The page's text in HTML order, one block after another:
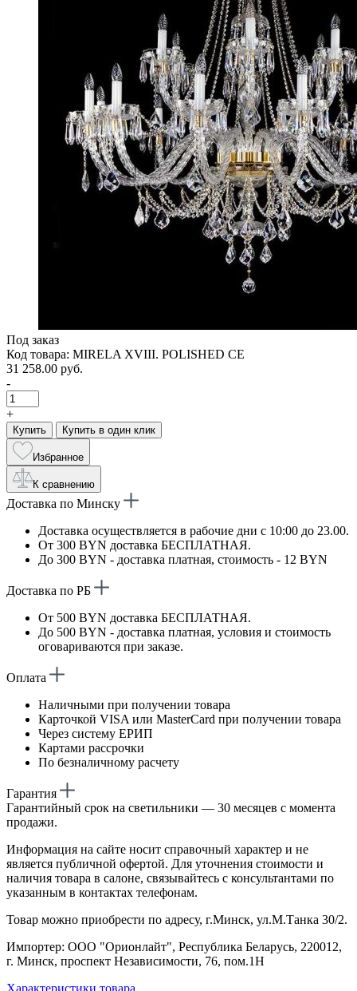
Под заказ
Код товара: MIRELA XVIII. POLISHED CE
31 258.00 руб.
-
+
Купить Купить в один клик
Избранное
К сравнению
Доставка по Минску
Доставка осуществляется в рабочие дни с 10:00 до 23.00.
От 300 BYN доставка БЕСПЛАТНАЯ.
До 300 BYN - доставка платная, стоимость - 12 BYN
Доставка по РБ
От 500 BYN доставка БЕСПЛАТНАЯ.
До 500 BYN - доставка платная, условия и стоимость
оговариваются при заказе.
Оплата
Наличными при получении товара
Карточкой VISA или MasterCard при получении товара
Через систему ЕРИП
Картами рассрочки
По безналичному расчету
Гарантия
Гарантийный срок на светильники — 30 месяцев с момента
продажи.
Информация на сайте носит справочный характер и не
является публичной офертой. Для уточнения стоимости и
наличия товара в салоне, связывайтесь с консультантами по
указанным в контактах телефонам.
Товар можно приобрести по адресу, г.Минск, ул.М.Танка 30/2.
Импортер: ООО "Орионлайт", Республика Беларусь, 220012,
г. Минск, проспект Независимости, 76, пом.1Н
Характеристики товара